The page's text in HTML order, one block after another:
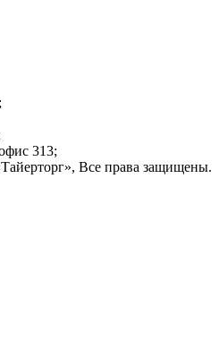
313;
, Все права защищены.